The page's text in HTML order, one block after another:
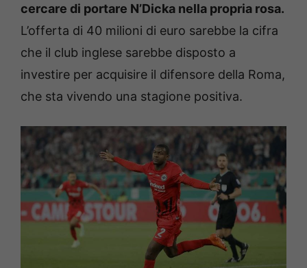
cercare di portare N’Dicka nella propria rosa.
L’offerta di 40 milioni di euro sarebbe la cifra
che il club inglese sarebbe disposto a
investire per acquisire il difensore della Roma,
che sta vivendo una stagione positiva.